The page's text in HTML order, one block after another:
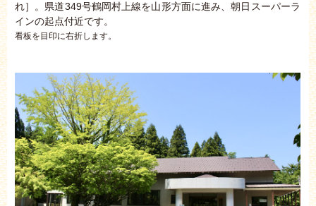
れ］。県道349号鶴岡村上線を山形方面に進み、朝日スーパーラ
インの起点付近です。
看板を目印に右折します。